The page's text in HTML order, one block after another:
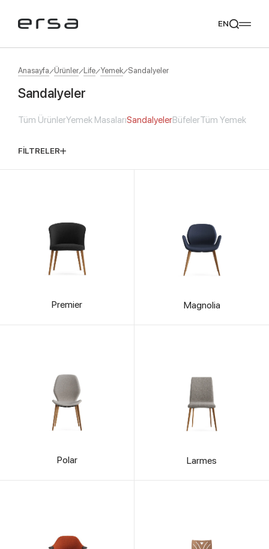
tear meliades mikado yoka
EN
Anasayfa Ürünler Life Yemek Sandalyeler
Sandalyeler
Tüm ÜrünlerYemek MasalarıSandalyelerBüfelerTüm Yemek
FİLTRELER
Premier Magnolia
Polar Larmes